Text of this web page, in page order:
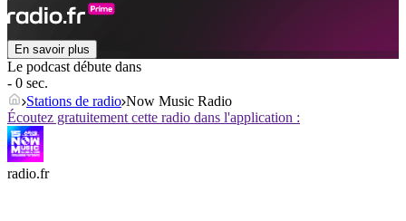
En savoir plus
Le podcast débute dans
- 0 sec.
Stations de radio Now Music Radio
Écoutez gratuitement cette radio dans l'application :
radio.fr